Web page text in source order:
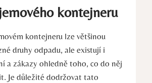
kontejneru
kontejneru lze většinou
druhy odpadu, ale existují i
a zákazy ohledně toho, co do něj
Je důležité dodržovat tato